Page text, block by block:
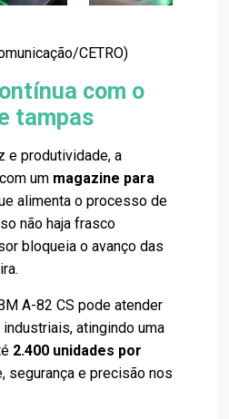
CETRO)
com o
tampas
e produtividade, a
um magazine para
alimenta o processo de
não haja frasco
bloqueia o avanço das
A-82 CS pode atender
atingindo uma
2.400 unidades por
segurança e precisão nos